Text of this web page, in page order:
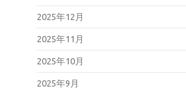
2025年12月
2025年11月
2025年10月
2025年9月